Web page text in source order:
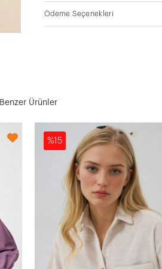
Ödeme Seçenekleri
Benzer Ürünler
%15